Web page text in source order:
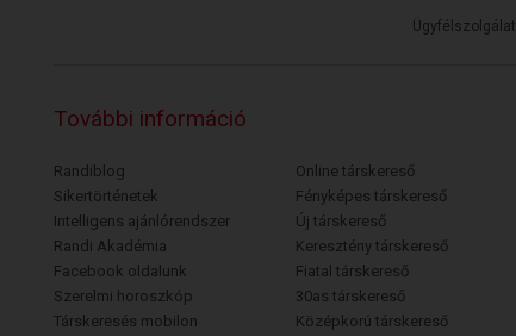
Ügyfélszolgálat
További információ
Randiblog
Sikertörténetek
Intelligens ajánlórendszer
Randi Akadémia
Facebook oldalunk
Szerelmi horoszkóp
Társkeresés mobilon
Online társkereső
Fényképes társkereső
Új társkereső
Keresztény társkereső
Fiatal társkereső
30as társkereső
Középkorú társkereső